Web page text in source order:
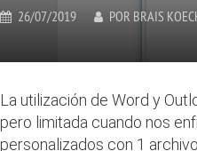
26/07/2019 POR BRAIS
La utilización de Word y
pero limitada cuando nos
personalizados con 1